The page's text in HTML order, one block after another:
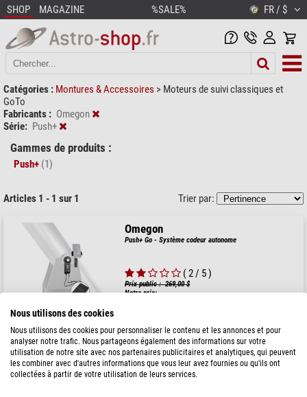
SHOP MAGAZINE %SALE% FR / $
Catégories : Montures & Accessoires > Moteurs de suivi classiques et
GoTo
Fabricants : Omegon
Série: Push+
Gammes de produits :
Push+ (1)
Articles 1 - 1 sur 1 Trier par:
Omegon
Push+ Go - Système codeur autonome
( 2 / 5 )
Prix public : 269,00 $
Notre prix:
expédié sous24 h
Nous utilisons des cookies
Nous utilisons des cookies pour personnaliser le contenu et les annonces et pour
analyser notre trafic. Nous partageons également des informations sur votre
utilisation de notre site avec nos partenaires publicitaires et analytiques, qui peuvent
les combiner avec d'autres informations que vous leur avez fournies ou qu'ils ont
collectées à partir de votre utilisation de leurs services.